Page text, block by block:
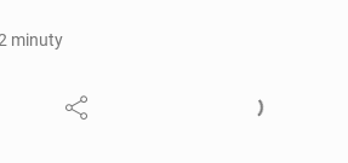
minuty